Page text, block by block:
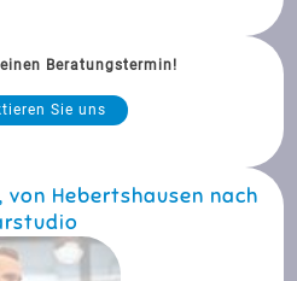
Beratungstermin!
Sie uns
von Hebertshausen nach